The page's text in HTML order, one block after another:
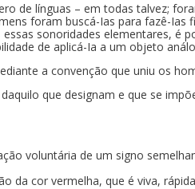
de línguas – em todas talvez;
foram buscá-Ias para fazê-Ias
sonoridades elementares, é
de aplicá-Ia a um objeto
a convenção que uniu os
que designam e que se
voluntária de um signo
da cor vermelha, que é viva,